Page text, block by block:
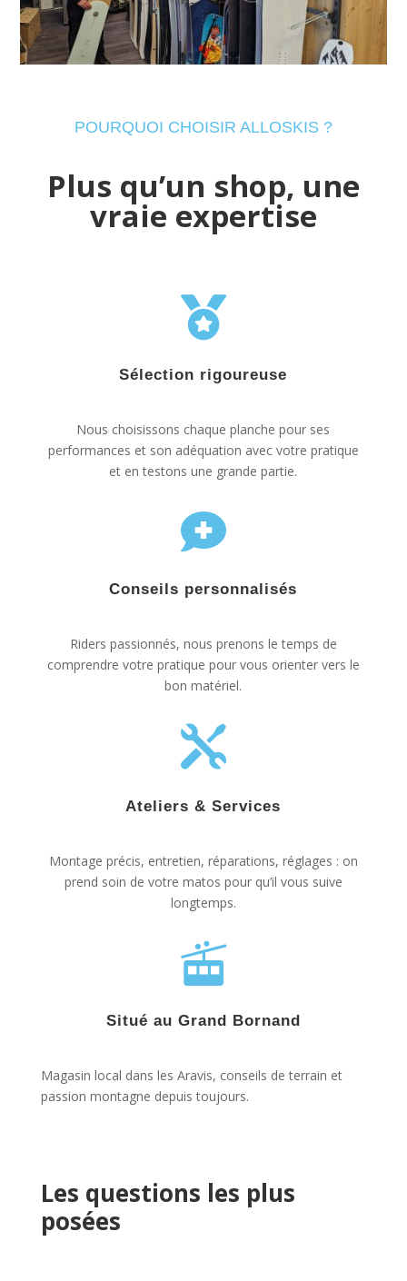
POURQUOI CHOISIR ALLOSKIS ?
Plus qu’un shop, une
vraie expertise

Sélection rigoureuse
Nous choisissons chaque planche pour ses
performances et son adéquation avec votre pratique
et en testons une grande partie.

Conseils personnalisés
Riders passionnés, nous prenons le temps de
comprendre votre pratique pour vous orienter vers le
bon matériel.

Ateliers & Services
Montage précis, entretien, réparations, réglages : on
prend soin de votre matos pour qu’il vous suive
longtemps.

Situé au Grand Bornand
Magasin local dans les Aravis, conseils de terrain et
passion montagne depuis toujours.
Les questions les plus
posées